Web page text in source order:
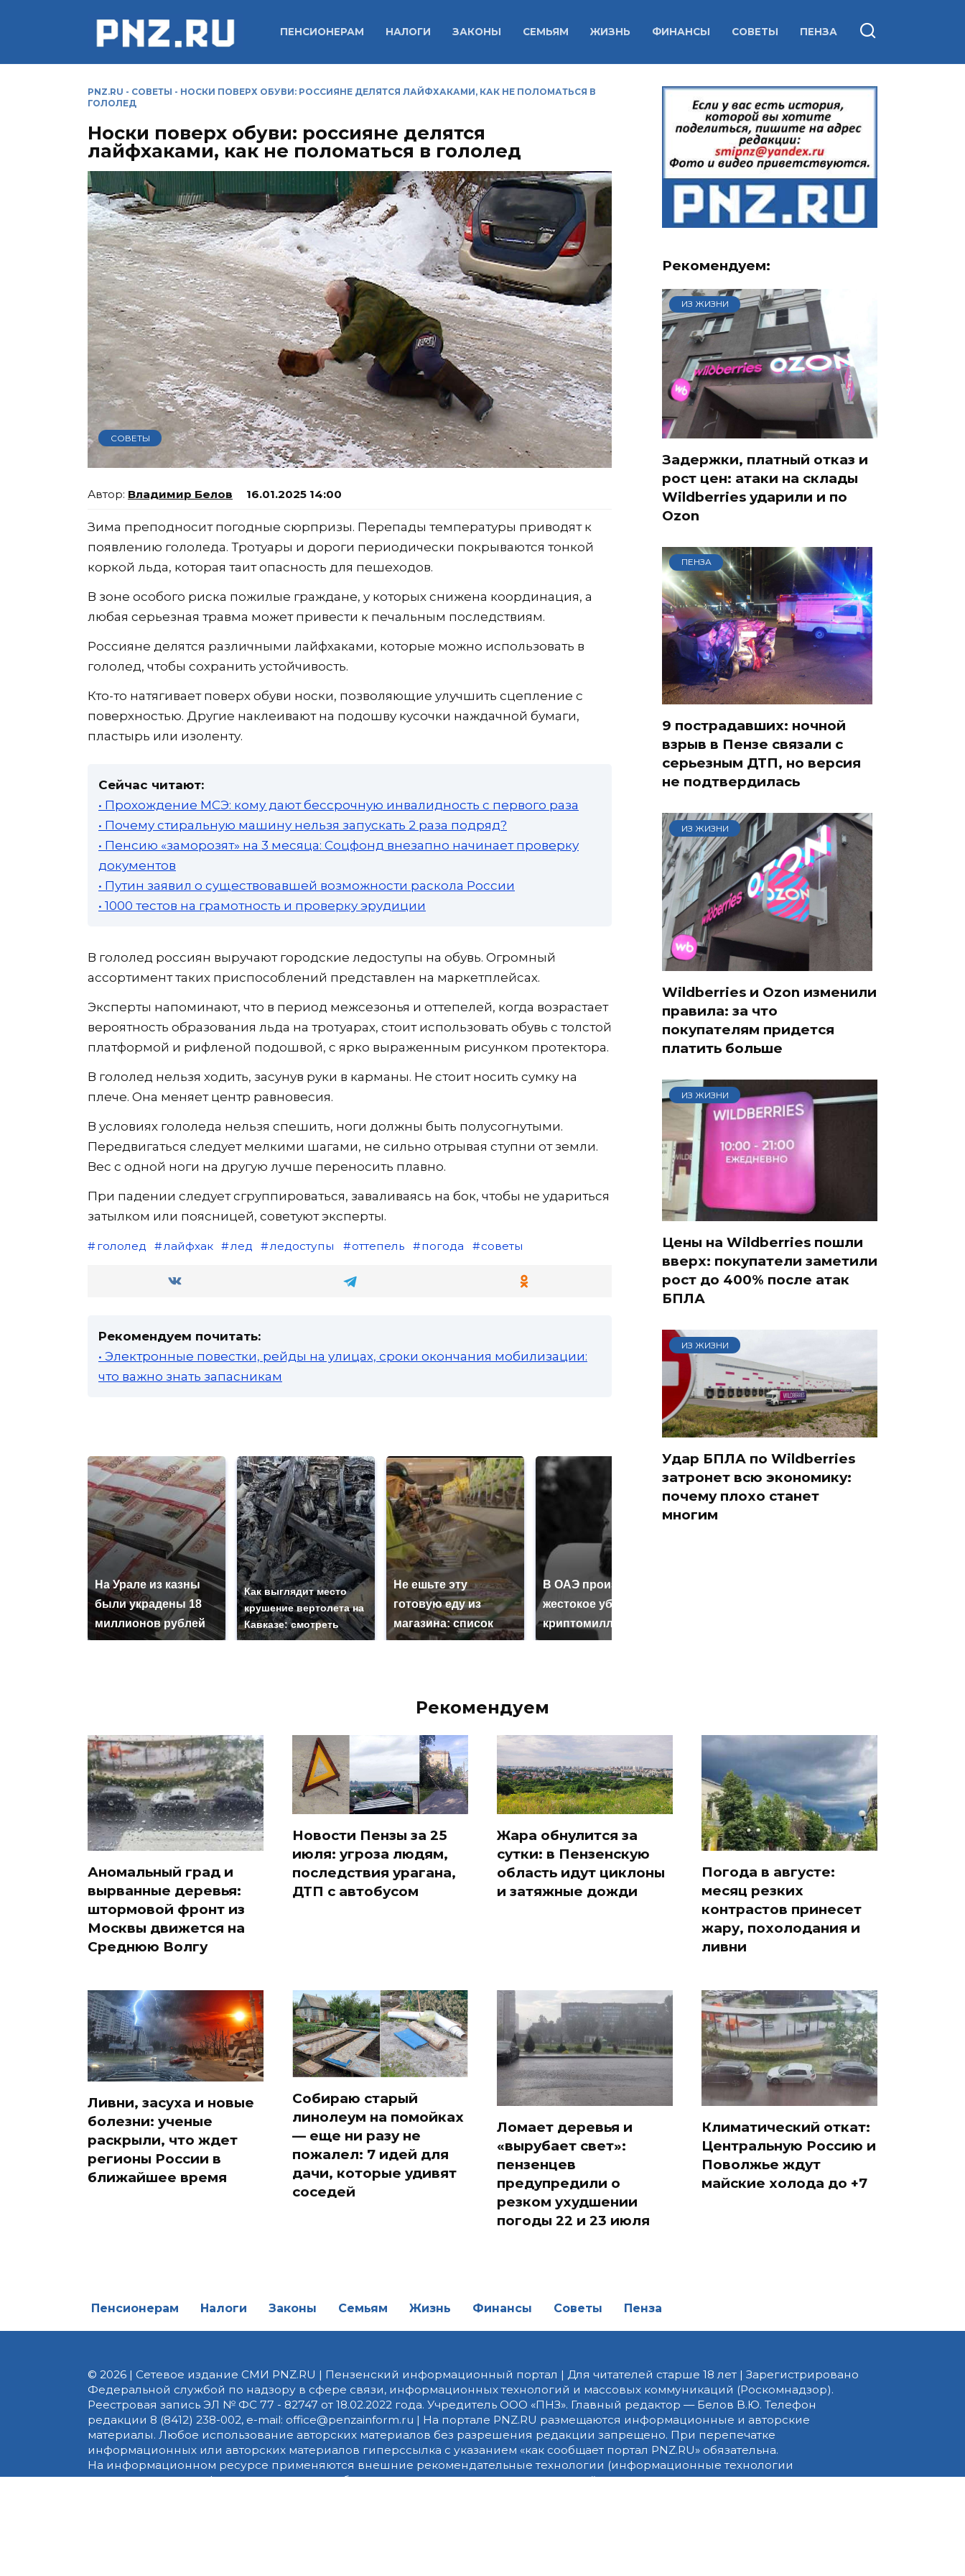
ПЕНСИОНЕРАМ НАЛОГИ ЗАКОНЫ СЕМЬЯМ ЖИЗНЬ ФИНАНСЫ СОВЕТЫ ПЕНЗА
PNZ.RU - СОВЕТЫ - НОСКИ ПОВЕРХ ОБУВИ: РОССИЯНЕ ДЕЛЯТСЯ ЛАЙФХАКАМИ, КАК НЕ ПОЛОМАТЬСЯ В
ГОЛОЛЕД
Носки поверх обуви: россияне делятся
лайфхаками, как не поломаться в гололед
СОВЕТЫ
Владимир Белов 16.01.2025 14:00
Зима преподносит погодные сюрпризы. Перепады температуры приводят к
появлению гололеда. Тротуары и дороги периодически покрываются тонкой
коркой льда, которая таит опасность для пешеходов.
В зоне особого риска пожилые граждане, у которых снижена координация, а
любая серьезная травма может привести к печальным последствиям.
Россияне делятся различными лайфхаками, которые можно использовать в
гололед, чтобы сохранить устойчивость.
Кто-то натягивает поверх обуви носки, позволяющие улучшить сцепление с
поверхностью. Другие наклеивают на подошву кусочки наждачной бумаги,
пластырь или изоленту.
Сейчас читают:
• Прохождение МСЭ: кому дают бессрочную инвалидность с первого раза
• Почему стиральную машину нельзя запускать 2 раза подряд?
• Пенсию «заморозят» на 3 месяца: Соцфонд внезапно начинает проверку
документов
• Путин заявил о существовавшей возможности раскола России
• 1000 тестов на грамотность и проверку эрудиции
В гололед россиян выручают городские ледоступы на обувь. Огромный
ассортимент таких приспособлений представлен на маркетплейсах.
Эксперты напоминают, что в период межсезонья и оттепелей, когда возрастает
вероятность образования льда на тротуарах, стоит использовать обувь с толстой
платформой и рифленой подошвой, с ярко выраженным рисунком протектора.
В гололед нельзя ходить, засунув руки в карманы. Не стоит носить сумку на
плече. Она меняет центр равновесия.
В условиях гололеда нельзя спешить, ноги должны быть полусогнутыми.
Передвигаться следует мелкими шагами, не сильно отрывая ступни от земли.
Вес с одной ноги на другую лучше переносить плавно.
При падении следует сгруппироваться, заваливаясь на бок, чтобы не удариться
затылком или поясницей, советуют эксперты.
гололед лайфхак лед ледоступы оттепель погода советы
Рекомендуем почитать:
• Электронные повестки, рейды на улицах, сроки окончания мобилизации:
что важно знать запасникам
На Урале из казны
были украдены 18
миллионов рублей
Как выглядит место
крушение вертолета на
Кавказе: смотреть
Не ешьте эту
готовую еду из
магазина: список
В ОАЭ произошло
жестокое убийство
криптомиллионера
Рекомендуем:
ИЗ ЖИЗНИ
Задержки, платный отказ и
рост цен: атаки на склады
Wildberries ударили и по
Ozon
ПЕНЗА
9 пострадавших: ночной
взрыв в Пензе связали с
серьезным ДТП, но версия
не подтвердилась
ИЗ ЖИЗНИ
Wildberries и Ozon изменили
правила: за что
покупателям придется
платить больше
ИЗ ЖИЗНИ
Цены на Wildberries пошли
вверх: покупатели заметили
рост до 400% после атак
БПЛА
ИЗ ЖИЗНИ
Удар БПЛА по Wildberries
затронет всю экономику:
почему плохо станет
многим
Рекомендуем
Аномальный град и
вырванные деревья:
штормовой фронт из
Москвы движется на
Среднюю Волгу
Новости Пензы за 25
июля: угроза людям,
последствия урагана,
ДТП с автобусом
Жара обнулится за
сутки: в Пензенскую
область идут циклоны
и затяжные дожди
Погода в августе:
месяц резких
контрастов принесет
жару, похолодания и
ливни
Ливни, засуха и новые
болезни: ученые
раскрыли, что ждет
регионы России в
ближайшее время
Собираю старый
линолеум на помойках
— еще ни разу не
пожалел: 7 идей для
дачи, которые удивят
соседей
Ломает деревья и
«вырубает свет»:
пензенцев
предупредили о
резком ухудшении
погоды 22 и 23 июля
Климатический откат:
Центральную Россию и
Поволжье ждут
майские холода до +7
Пенсионерам Налоги Законы Семьям Жизнь Финансы Советы Пенза
© 2026 | Сетевое издание СМИ PNZ.RU | Пензенский информационный портал | Для читателей старше 18 лет | Зарегистрировано
Федеральной службой по надзору в сфере связи, информационных технологий и массовых коммуникаций (Роскомнадзор).
Реестровая запись ЭЛ № ФС 77 - 82747 от 18.02.2022 года. Учредитель ООО «ПНЗ». Главный редактор — Белов В.Ю. Телефон
редакции 8 (8412) 238-002, e-mail: office@penzainform.ru | На портале PNZ.RU размещаются информационные и авторские
материалы. Любое использование авторских материалов без разрешения редакции запрещено. При перепечатке
информационных или авторских материалов гиперссылка с указанием «как сообщает портал PNZ.RU» обязательна.
На информационном ресурсе применяются внешние рекомендательные технологии (информационные технологии
предоставления информации на основе сбора, систематизации и анализа сведений, относящихся к предпочтениям